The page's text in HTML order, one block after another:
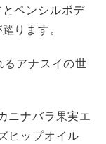
ペンシルボデ
ります。
るアナスイの世
ニナバラ果実エ
ヒップオイル